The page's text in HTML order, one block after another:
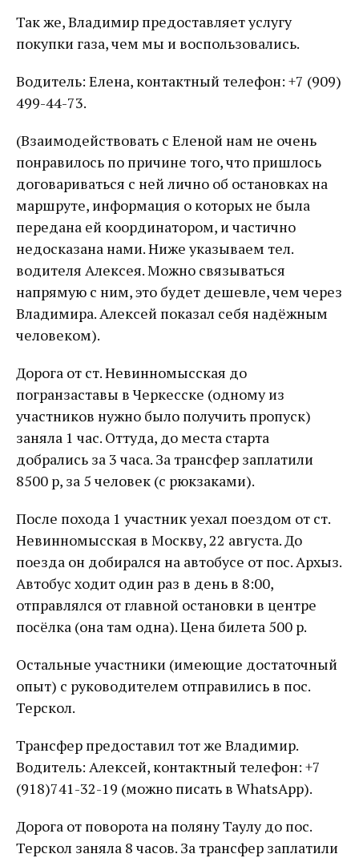
Так же, Владимир предоставляет услугу
покупки газа, чем мы и воспользовались.
Водитель: Елена, контактный телефон: +7 (909)
499-44-73.
(Взаимодействовать с Еленой нам не очень
понравилось по причине того, что пришлось
договариваться с ней лично об остановках на
маршруте, информация о которых не была
передана ей координатором, и частично
недосказана нами. Ниже указываем тел.
водителя Алексея. Можно связываться
напрямую с ним, это будет дешевле, чем через
Владимира. Алексей показал себя надёжным
человеком).
Дорога от ст. Невинномысская до
погранзаставы в Черкесске (одному из
участников нужно было получить пропуск)
заняла 1 час. Оттуда, до места старта
добрались за 3 часа. За трансфер заплатили
8500 р, за 5 человек (с рюкзаками).
После похода 1 участник уехал поездом от ст.
Невинномысская в Москву, 22 августа. До
поезда он добирался на автобусе от пос. Архыз.
Автобус ходит один раз в день в 8:00,
отправлялся от главной остановки в центре
посёлка (она там одна). Цена билета 500 р.
Остальные участники (имеющие достаточный
опыт) с руководителем отправились в пос.
Терскол.
Трансфер предоставил тот же Владимир.
Водитель: Алексей, контактный телефон: +7
(918)741-32-19 (можно писать в WhatsApp).
Дорога от поворота на поляну Таулу до пос.
Терскол заняла 8 часов. За трансфер заплатили